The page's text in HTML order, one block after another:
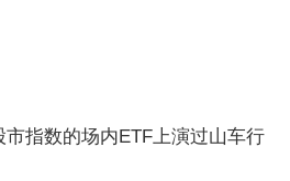
指数的场内ETF上演过山车行